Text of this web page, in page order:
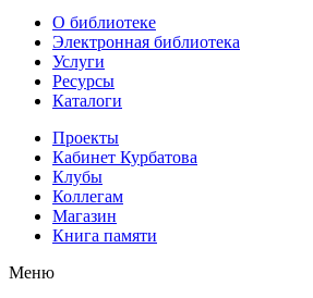
О библиотеке
Электронная библиотека
Услуги
Ресурсы
Каталоги
Проекты
Кабинет Курбатова
Клубы
Коллегам
Магазин
Книга памяти
Меню